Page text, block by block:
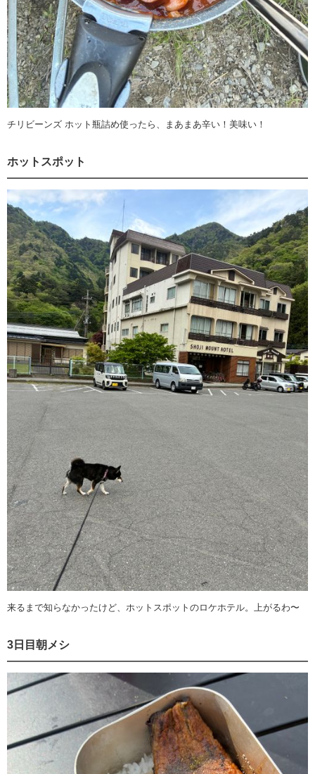
チリビーンズ ホット瓶詰め使ったら、まあまあ辛い！美味い！
ホットスポット
来るまで知らなかったけど、ホットスポットのロケホテル。上がるわ〜
3日目朝メシ